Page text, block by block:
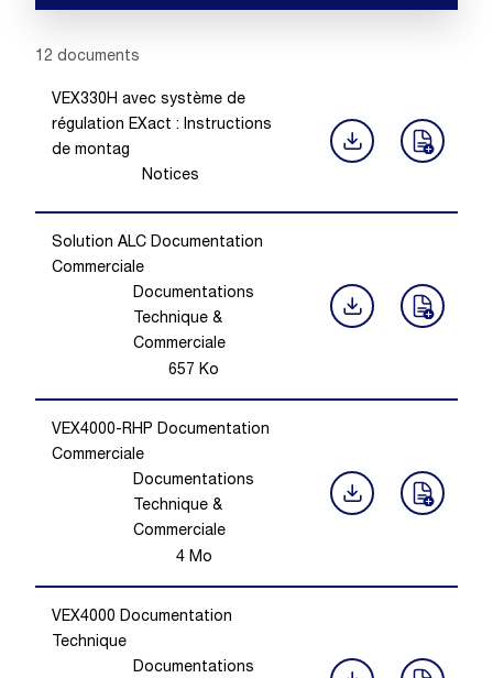
Showing 1 -12
12 documents
VEX330H avec système de
régulation EXact : Instructions
de montag
Notices
Solution ALC Documentation
Commerciale
Documentations
Technique &
Commerciale
657 Ko
VEX4000-RHP Documentation
Commerciale
Documentations
Technique &
Commerciale
4Mo
VEX4000 Documentation
Technique
Documentations